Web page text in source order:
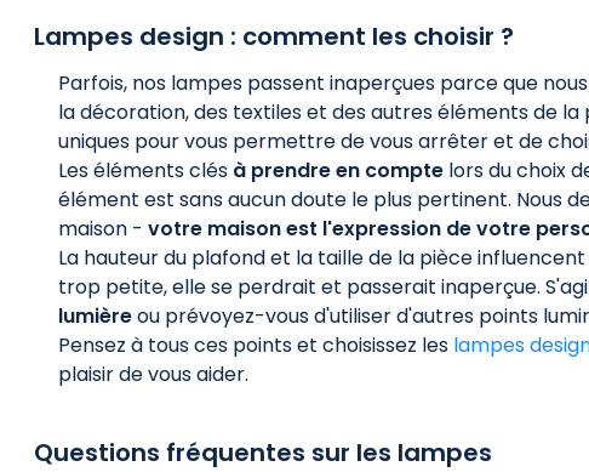
Lampes design : comment les choisir ?
Parfois, nos lampes passent inaperçues parce que
la décoration, des textiles et des autres éléments de la
uniques pour vous permettre de vous arrêter et de
Les éléments clés à prendre en comptelors du choix
élément est sans aucun doute le plus pertinent. Nous
maison - votre maison est l'expression de votre
La hauteur du plafond et la taille de la pièce
trop petite, elle se perdrait et passerait inaperçue.
lumièreou prévoyez-vous d'utiliser d'autres points
Pensez à tous ces points et choisissez les lampes
plaisir de vous aider.
Questions fréquentes sur les lampes